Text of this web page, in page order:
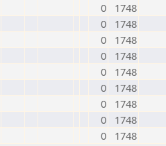
0
1748
0
1748
0
1748
0
1748
0
1748
0
1748
0
1748
0
1748
0 1748